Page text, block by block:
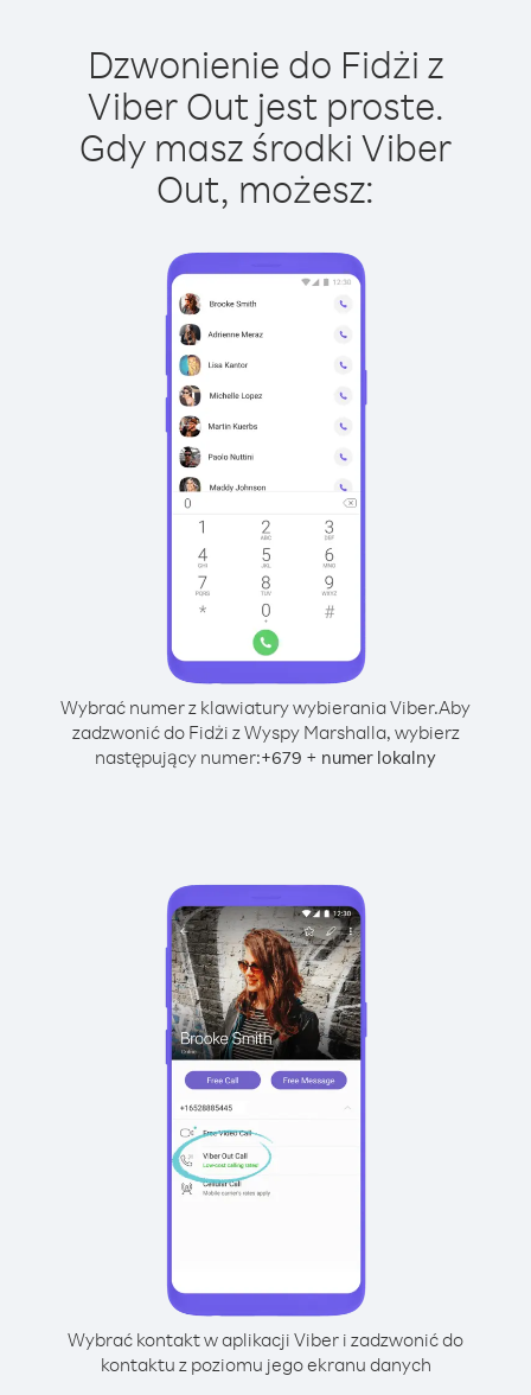
Dzwonienie do Fidżi z
Viber Out jest proste.
Gdy masz środki Viber
Out, możesz:
Wybrać numer z klawiatury wybierania Viber.Aby
zadzwonić do Fidżi z Wyspy Marshalla, wybierz
następujący numer:+679 + numer lokalny
Wybrać kontakt w aplikacji Viber i zadzwonić do
kontaktu z poziomu jego ekranu danych